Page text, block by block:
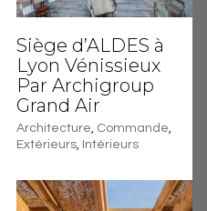
Siège d’ALDES à
Lyon Vénissieux
Par Archigroup
Grand Air
Architecture Commande
Extérieurs Intérieurs